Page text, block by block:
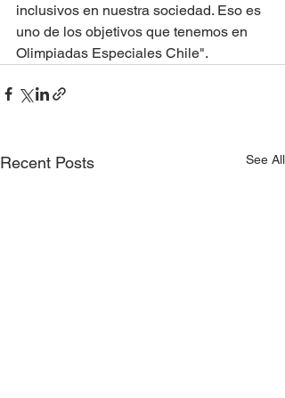
inclusivos en nuestra sociedad. Eso es
uno de los objetivos que tenemos en
Olimpiadas Especiales Chile".
Recent Posts See All